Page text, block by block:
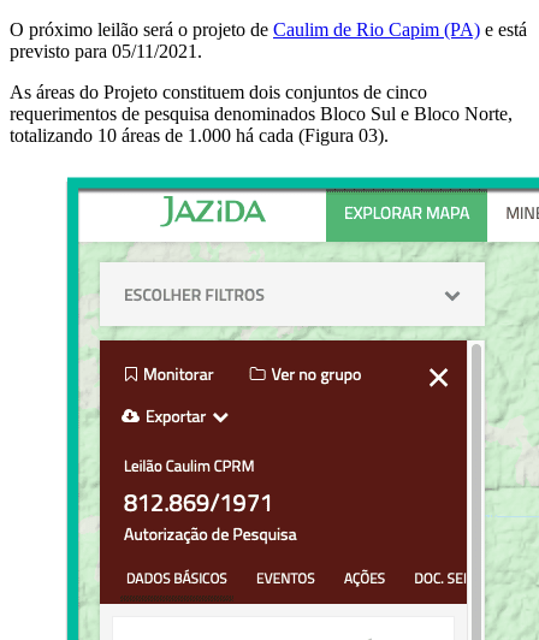
O próximo leilão será o projeto de Caulim de Rio Capim (PA) e está
previsto para 05/11/2021.
As áreas do Projeto constituem dois conjuntos de cinco
requerimentos de pesquisa denominados Bloco Sul e Bloco Norte,
totalizando 10 áreas de 1.000 há cada (Figura 03).